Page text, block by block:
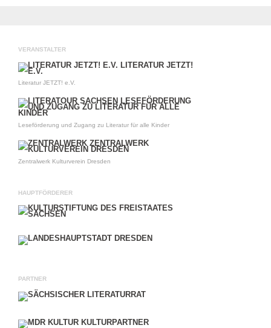
VERANSTALTER
Literatur JETZT! e.V.
Leseförderung und Zugang zu Literatur für alle Kinder
Zentralwerk Kulturverein Dresden
HAUPTFÖRDERER
PARTNER